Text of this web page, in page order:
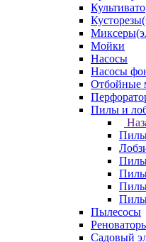
Мойки
Насосы
Насосы
Отбойные
Пилы и
Пилы
Пилы
Пылесосы
Садовый